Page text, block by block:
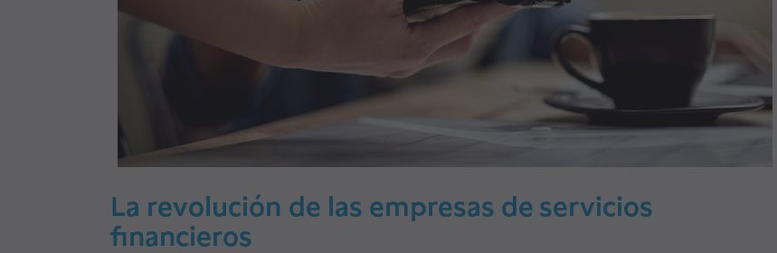
La revolución de las empresas de servicios
financieros